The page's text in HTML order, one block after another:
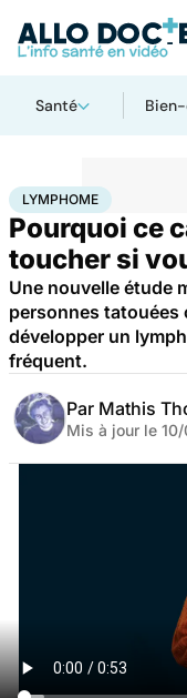
Santé
AccueilSanté Maladies
LYMPHOME
Pourquoi ce
toucher si
Une nouvelle étude
personnes tatouées
développer un
fréquent.
Par Mathis
Mis à jour le